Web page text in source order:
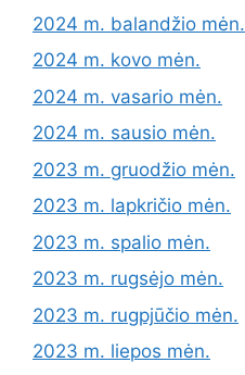
2024 m. balandžio mėn.
2024 m. kovo mėn.
2024 m. vasario mėn.
2024 m. sausio mėn.
2023 m. gruodžio mėn.
2023 m. lapkričio mėn.
2023 m. spalio mėn.
2023 m. rugsėjo mėn.
2023 m. rugpjūčio mėn.
2023 m. liepos mėn.